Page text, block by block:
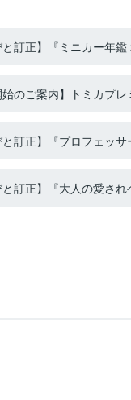
と訂正】『ミニカー年鑑
始のご案内】トミカプ
と訂正】『プロフェッ
と訂正】『大人の愛され